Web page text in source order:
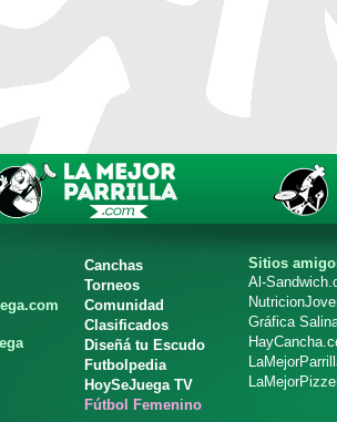
Canchas
Torneos
Comunidad
Clasificados
Diseñá tu Escudo
Futbolpedia
HoySeJuega TV
Fútbol Femenino
Sitios
Al-
Gráfica